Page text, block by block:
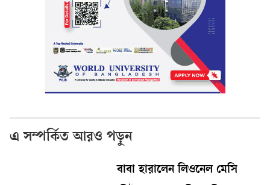
এ সম্পর্কিত আরও পড়ুন
বাবা হারালেন লিওনেল মেসি